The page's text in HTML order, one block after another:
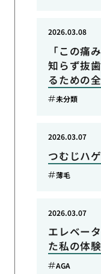
「この痛
知らず抜
るための
2026.03.08
未分類
つむじハ
2026.03.07
薄毛
エレベー
た私の体験
2026.03.07
AGA